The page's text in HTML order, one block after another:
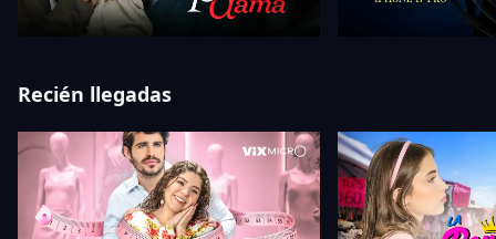
Recién llegadas